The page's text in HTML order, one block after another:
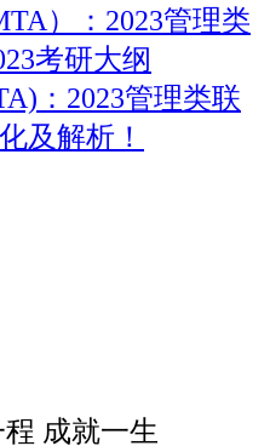
）：2023管理类
考研大纲
：2023管理类联
及解析！
成就一生